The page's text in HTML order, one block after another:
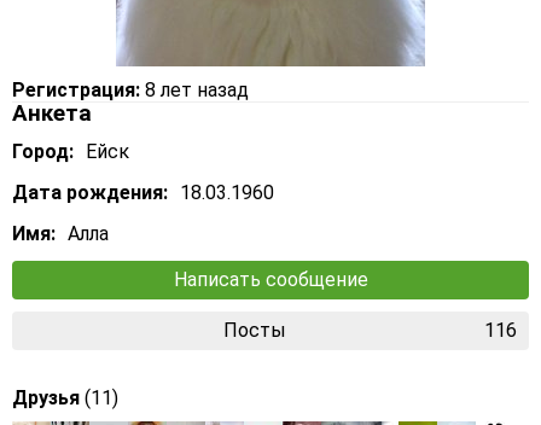
Регистрация: 8 лет назад
Анкета
Город: Ейск
Дата рождения: 18.03.1960
Имя: Алла
Написать сообщение
Посты 116
Друзья (11)